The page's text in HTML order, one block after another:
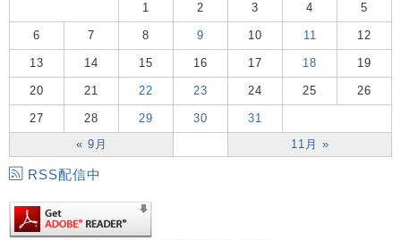
« 9月 11月 »
1 2 3 4 5
6 7 8 9 10 11 12
13 14 15 16 17 18 19
20 21 22 23 24 25 26
27 28 29 30 31
RSS配信中